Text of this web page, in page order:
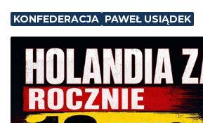
KONFEDERACJA PAWEŁ USIĄDEK